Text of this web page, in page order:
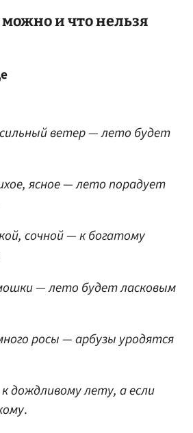
и что нельзя
ветер — лето будет
ясное — лето порадует
сочной — к богатому
— лето будет ласковым
росы — арбузы уродятся
дождливому лету, а если
.